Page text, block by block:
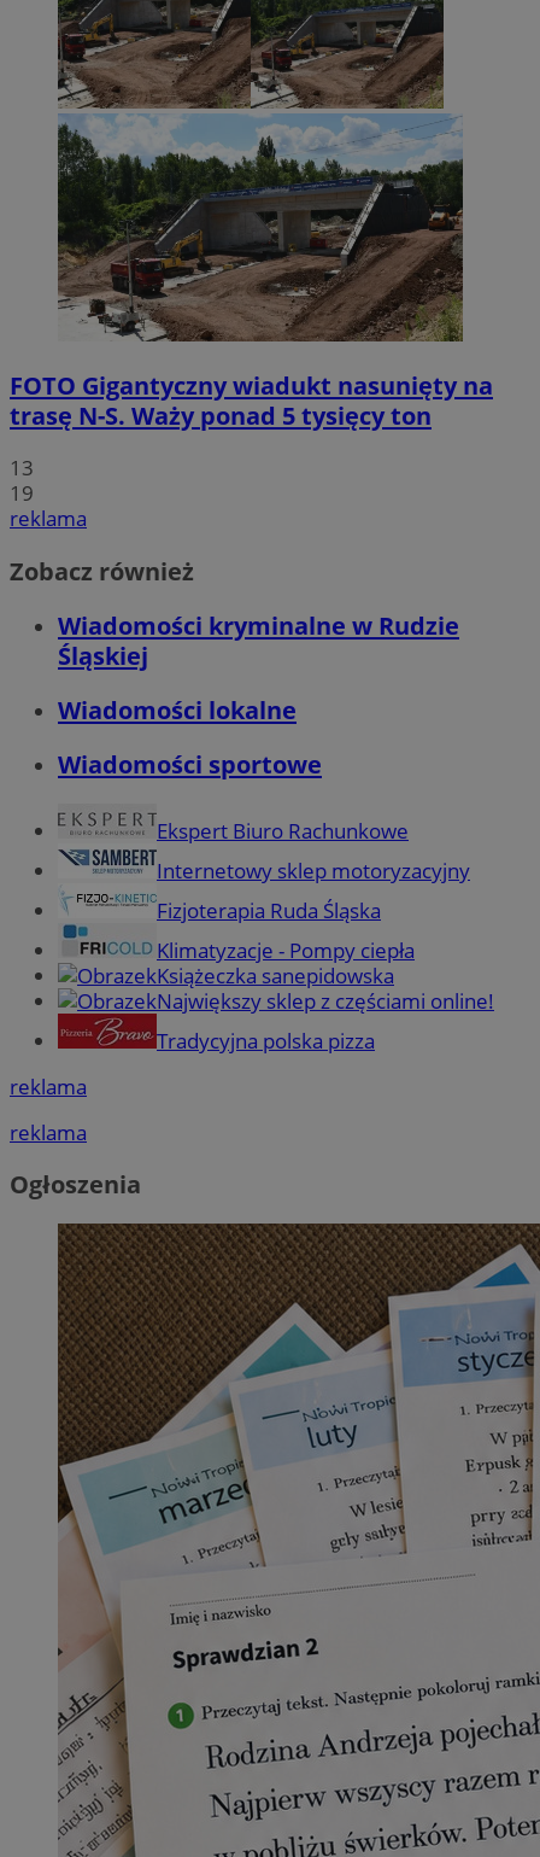
FOTO Gigantyczny wiadukt nasunięty na
trasę N-S. Waży ponad 5 tysięcy ton
13
19
reklama
Zobacz również
Wiadomości kryminalne w Rudzie
Śląskiej
Wiadomości lokalne
Wiadomości sportowe
Ekspert Biuro Rachunkowe
Internetowy sklep motoryzacyjny
Fizjoterapia Ruda Śląska
Klimatyzacje - Pompy ciepła
Książeczka sanepidowska
Największy sklep z częściami online!
Tradycyjna polska pizza
reklama
reklama
Ogłoszenia